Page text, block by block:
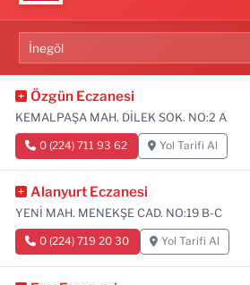
Özgün Eczanesi
KEMALPAŞA MAH. DİLEK SOK. NO:2 A
0 (224) 711 93 62 Yol Tarifi Al
Alanyurt Eczanesi
YENİ MAH. MENEKŞE CAD. NO:19 B-C
0 (224) 719 20 30 Yol Tarifi Al